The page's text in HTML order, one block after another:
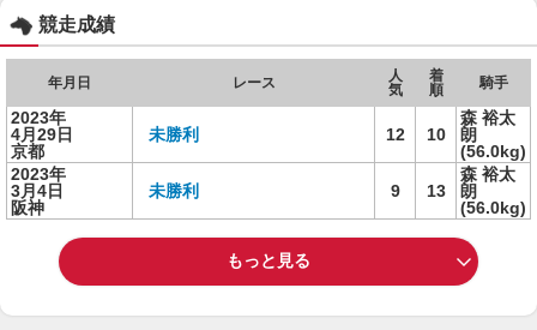
競走成績
年月日 レース
人
気
着
順
騎手
2023年
4月29日
京都
未勝利 12 10
森 裕太
朗
(56.0kg)
2023年
3月4日
阪神
未勝利 9 13
森 裕太
朗
(56.0kg)
もっと見る